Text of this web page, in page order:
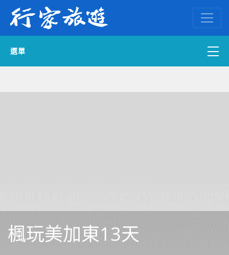
選單
楓玩美加東13天